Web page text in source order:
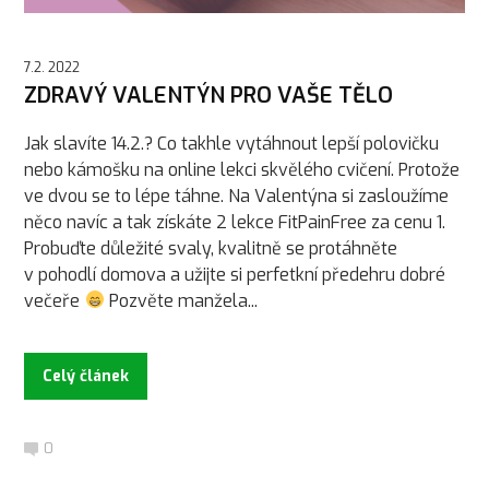
7.2. 2022
ZDRAVÝ VALENTÝN PRO VAŠE TĚLO
Jak slavíte 14.2.? Co takhle vytáhnout lepší polovičku
nebo kámošku na online lekci skvělého cvičení. Protože
ve dvou se to lépe táhne. Na Valentýna si zasloužíme
něco navíc a tak získáte 2 lekce FitPainFree za cenu 1.
Probuďte důležité svaly, kvalitně se protáhněte
v pohodlí domova a užijte si perfetkní předehru dobré
večeře
Pozvěte manžela...
Celý článek
0